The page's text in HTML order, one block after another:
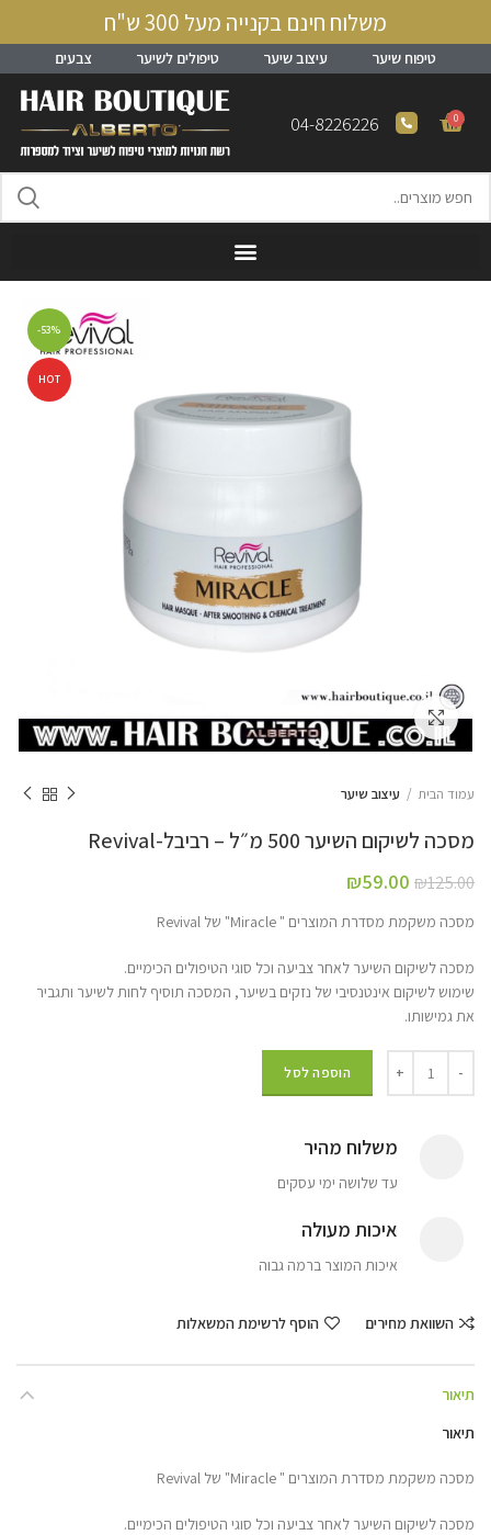
משלוח חינם בקנייה מעל 300 ש"ח
טיפוח שיער עיצוב שיער טיפולים לשיער צבעים
0
04-8226226
-53%
HOT
Click to enlarge
עמוד הבית עיצוב שיער
מסכה לשיקום השיער 500 מ״ל – רביבל-Revival
₪125.00
₪59.00
מסכה משקמת מסדרת המוצרים " Miracle" של Revival
מסכה לשיקום השיער לאחר צביעה וכל סוגי הטיפולים הכימיים.
שימוש לשיקום אינטנסיבי של נזקים בשיער, המסכה תוסיף לחות לשיער ותגביר
את גמישותו.
הוספה לסל
משלוח מהיר
עד שלושה ימי עסקים
איכות מעולה
איכות המוצר ברמה גבוה
השוואת מחירים הוסף לרשימת המשאלות
תיאור
תיאור
מסכה משקמת מסדרת המוצרים " Miracle" של Revival
מסכה לשיקום השיער לאחר צביעה וכל סוגי הטיפולים הכימיים.